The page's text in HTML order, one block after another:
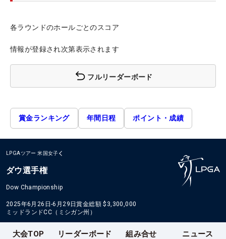
各ラウンドのホールごとのスコア
情報が登録され次第表示されます
フルリーダーボード
賞金ランキング 年間日程 ポイント・成績
LPGAツアー 米国女子
ダウ選手権
Dow Championship
2025年6月26日-6月29日賞金総額 $3,300,000
ミッドランドCC（ミシガン州）
大会TOP リーダーボード 組み合せ ニュース